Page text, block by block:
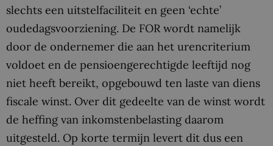
slechts een uitstelfaciliteit en geen ‘echte’
oudedagsvoorziening. De FOR wordt namelijk
door de ondernemer die aan het urencriterium
voldoet en de pensioengerechtigde leeftijd nog
niet heeft bereikt, opgebouwd ten laste van diens
fiscale winst. Over dit gedeelte van de winst wordt
de heffing van inkomstenbelasting daarom
uitgesteld. Op korte termijn levert dit dus een